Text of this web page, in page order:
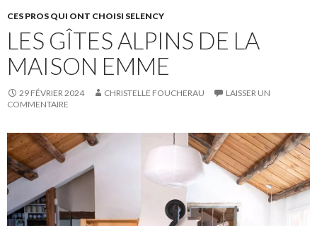
CES PROS QUI ONT CHOISI SELENCY
LES GÎTES ALPINS DE LA
MAISON EMME
29 FÉVRIER 2024 CHRISTELLE FOUCHERAU
LAISSER UN
COMMENTAIRE